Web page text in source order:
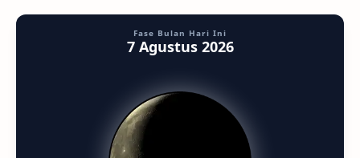
Fase Bulan Hari Ini
7 Agustus 2026